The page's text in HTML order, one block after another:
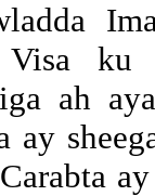
ku
ah
ay